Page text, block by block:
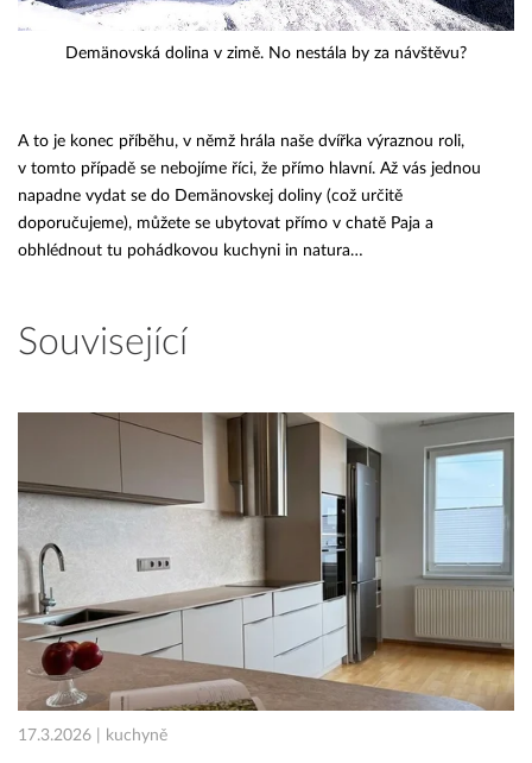
Demänovská dolina v zimě. No nestála by za návštěvu?
A to je konec příběhu, v němž hrála naše dvířka výraznou roli,
v tomto případě se nebojíme říci, že přímo hlavní. Až vás jednou
napadne vydat se do Demänovskej doliny (což určitě
doporučujeme), můžete se ubytovat přímo v chatě Paja a
obhlédnout tu pohádkovou kuchyni in natura…
Související
17.3.2026 | kuchyně